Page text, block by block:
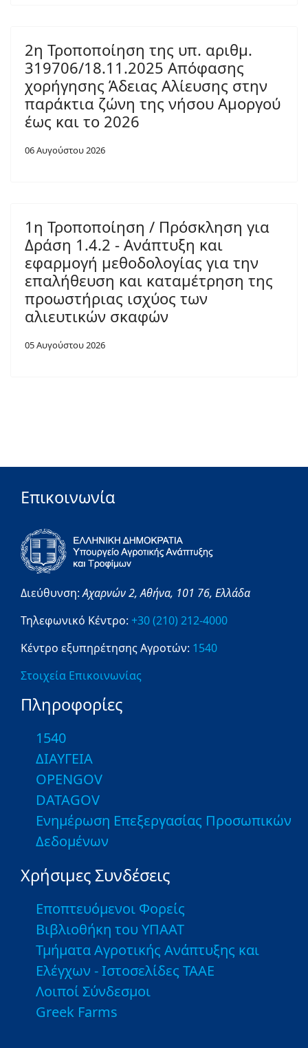
2η Τροποποίηση της υπ. αριθμ.
319706/18.11.2025 Απόφασης
χορήγησης Άδειας Αλίευσης στην
παράκτια ζώνη της νήσου Αμοργού
έως και το 2026
06 Αυγούστου 2026
1η Τροποποίηση / Πρόσκληση για
Δράση 1.4.2 - Ανάπτυξη και
εφαρμογή μεθοδολογίας για την
επαλήθευση και καταμέτρηση της
προωστήριας ισχύος των
αλιευτικών σκαφών
05 Αυγούστου 2026
Επικοινωνία
Διεύθυνση:Αχαρνών 2,Αθήνα, 101 76, Ελλάδα
Τηλεφωνικό Κέντρο: +30 (210) 212-4000
Κέντρο εξυπηρέτησης Αγροτών: 1540
Στοιχεία Επικοινωνίας
Πληροφορίες
1540
ΔΙΑΥΓΕΙΑ
OPENGOV
DATAGOV
Ενημέρωση Επεξεργασίας Προσωπικών
Δεδομένων
Χρήσιμες Συνδέσεις
Εποπτευόμενοι Φορείς
Βιβλιοθήκη του ΥΠΑΑΤ
Τμήματα Αγροτικής Ανάπτυξης και
Ελέγχων - Ιστοσελίδες ΤΑΑΕ
Λοιποί Σύνδεσμοι
Greek Farms